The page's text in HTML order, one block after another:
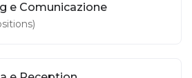
e Comunicazione